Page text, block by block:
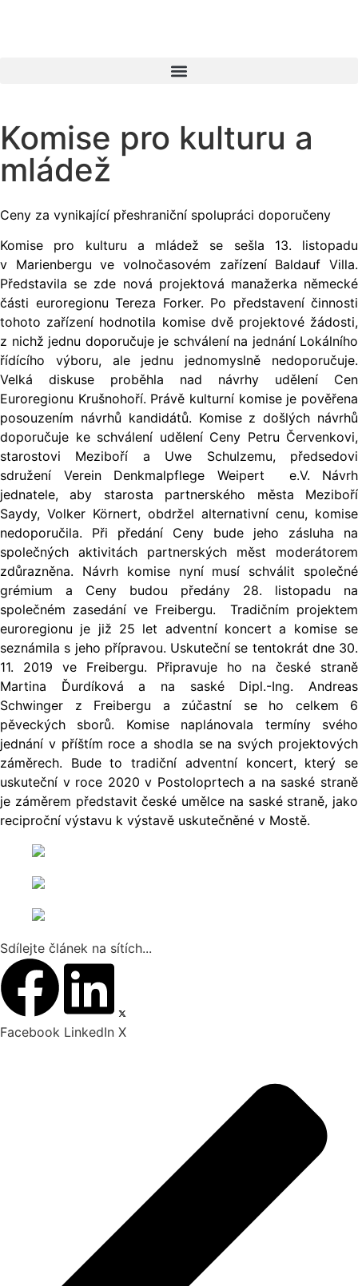
Komise pro kulturu a
mládež
Ceny za vynikající přeshraniční spolupráci doporučeny
Komise pro kulturu a mládež se sešla 13. listopadu
v Marienbergu ve volnočasovém zařízení Baldauf Villa.
Představila se zde nová projektová manažerka německé
části euroregionu Tereza Forker. Po představení činnosti
tohoto zařízení hodnotila komise dvě projektové žádosti,
z nichž jednu doporučuje je schválení na jednání Lokálního
řídícího výboru, ale jednu jednomyslně nedoporučuje.
Velká diskuse proběhla nad návrhy udělení Cen
Euroregionu Krušnohoří. Právě kulturní komise je pověřena
posouzením návrhů kandidátů. Komise z došlých návrhů
doporučuje ke schválení udělení Ceny Petru Červenkovi,
starostovi Meziboří a Uwe Schulzemu, předsedovi
sdružení Verein Denkmalpflege Weipert e.V. Návrh
jednatele, aby starosta partnerského města Meziboří
Saydy, Volker Körnert, obdržel alternativní cenu, komise
nedoporučila. Při předání Ceny bude jeho zásluha na
společných aktivitách partnerských měst moderátorem
zdůrazněna. Návrh komise nyní musí schválit společné
grémium a Ceny budou předány 28. listopadu na
společném zasedání ve Freibergu. Tradičním projektem
euroregionu je již 25 let adventní koncert a komise se
seznámila s jeho přípravou. Uskuteční se tentokrát dne 30.
11. 2019 ve Freibergu. Připravuje ho na české straně
Martina Ďurdíková a na saské Dipl.-Ing. Andreas
Schwinger z Freibergu a zúčastní se ho celkem 6
pěveckých sborů. Komise naplánovala termíny svého
jednání v příštím roce a shodla se na svých projektových
záměrech. Bude to tradiční adventní koncert, který se
uskuteční v roce 2020 v Postoloprtech a na saské straně
je záměrem představit české umělce na saské straně, jako
reciproční výstavu k výstavě uskutečněné v Mostě.
Sdílejte článek na sítích...
Facebook LinkedIn X